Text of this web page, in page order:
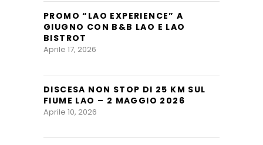
PROMO “LAO EXPERIENCE” A
GIUGNO CON B&B LAO E LAO
BISTROT
Aprile 17, 2026
DISCESA NON STOP DI 25 KM SUL
FIUME LAO – 2 MAGGIO 2026
Aprile 10, 2026